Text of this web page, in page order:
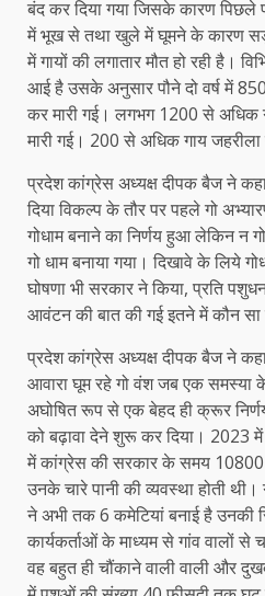
बंद कर दिया गया जिसके कारण पिछले
में भूख से तथा खुले में घूमने के कारण
में गायों की लगातार मौत हो रही है।
आई है उसके अनुसार पौने दो वर्ष में
कर मारी गई। लगभग 1200 से अधिक
मारी गई। 200 से अधिक गाय जहरीला
प्रदेश कांग्रेस अध्यक्ष दीपक बैज ने
दिया विकल्प के तौर पर पहले गो
गोधाम बनाने का निर्णय हुआ लेकिन न
गो धाम बनाया गया। दिखावे के लिये
घोषणा भी सरकार ने किया, प्रति
आवंटन की बात की गई इतने में कौन सा
प्रदेश कांग्रेस अध्यक्ष दीपक बैज ने
आवारा घूम रहे गो वंश जब एक
अघोषित रूप से एक बेहद ही क्रूर
को बढ़ावा देने शुरू कर दिया। 2023
में कांग्रेस की सरकार के समय 10800
उनके चारे पानी की व्यवस्था होती
ने अभी तक 6 कमेटियां बनाई है उनकी
कार्यकर्ताओं के माध्यम से गांव वालों से
वह बहुत ही चौंकाने वाली वाली और